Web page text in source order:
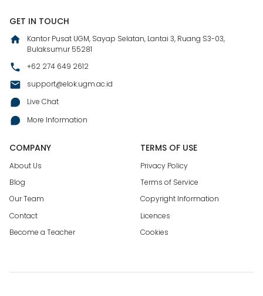
GET IN TOUCH
Kantor Pusat UGM, Sayap Selatan, Lantai 3, Ruang S3-03,
Bulaksumur 55281
+62 274 649 2612
support@elok.ugm.ac.id
Live Chat
More Information
COMPANY
About Us
Blog
Our Team
Contact
Become a Teacher
TERMS OF USE
Privacy Policy
Terms of Service
Copyright Information
Licences
Cookies